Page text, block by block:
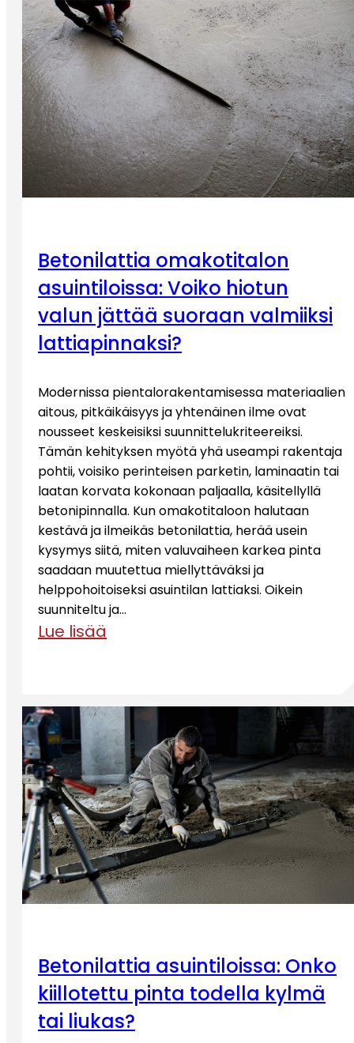
Betonilattia omakotitalon
asuintiloissa: Voiko hiotun
valun jättää suoraan valmiiksi
lattiapinnaksi?
Modernissa pientalorakentamisessa materiaalien
aitous, pitkäikäisyys ja yhtenäinen ilme ovat
nousseet keskeisiksi suunnittelukriteereiksi.
Tämän kehityksen myötä yhä useampi rakentaja
pohtii, voisiko perinteisen parketin, laminaatin tai
laatan korvata kokonaan paljaalla, käsitellyllä
betonipinnalla. Kun omakotitaloon halutaan
kestävä ja ilmeikäs betonilattia, herää usein
kysymys siitä, miten valuvaiheen karkea pinta
saadaan muutettua miellyttäväksi ja
helppohoitoiseksi asuintilan lattiaksi. Oikein
suunniteltu ja…
Lue lisää
Betonilattia asuintiloissa: Onko
kiillotettu pinta todella kylmä
tai liukas?